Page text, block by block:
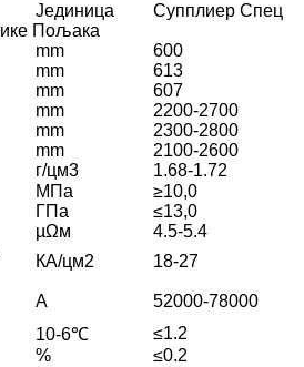
Јединица
Супплиер Спец
Пољака
mm
600
mm
613
mm
607
mm
2200-2700
mm
2300-2800
mm
2100-2600
г/цм3
1.68-1.72
МПа
≥10,0
ГПа
≤13,0
µΩм
4.5-5.4
КА/цм2
18-27
A
52000-78000
10-6℃
≤1.2
% ≤0.2